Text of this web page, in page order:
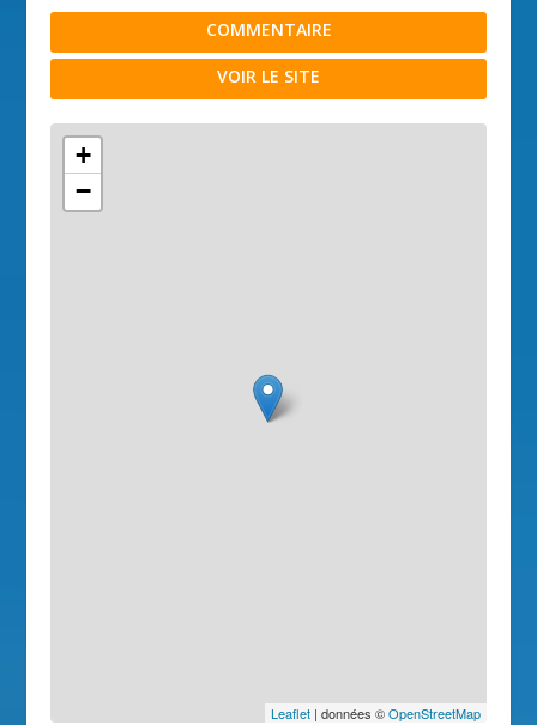
COMMENTAIRE
VOIR LE SITE
+
−
Leaflet| données ©OpenStreetMap